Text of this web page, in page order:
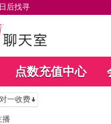
后找寻
点数充值中心
一收费
播